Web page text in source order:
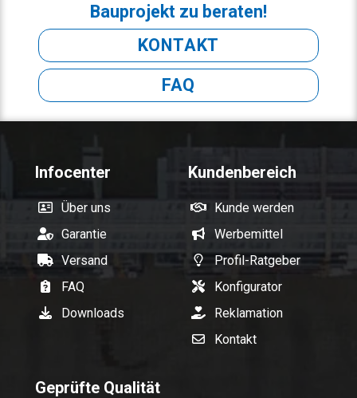
Bauprojekt zu beraten!
KONTAKT
FAQ
Infocenter
Über uns
Garantie
Versand
FAQ
Downloads
Kundenbereich
Kunde werden
Werbemittel
Profil-Ratgeber
Konfigurator
Reklamation
Kontakt
Geprüfte Qualität